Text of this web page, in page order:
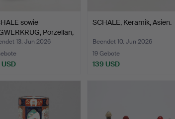
sowie
Porzellan,
13. Jun 2026
SCHALE, Keramik, Asien.
Beendet 10. Jun 2026
19 Gebote
139 USD